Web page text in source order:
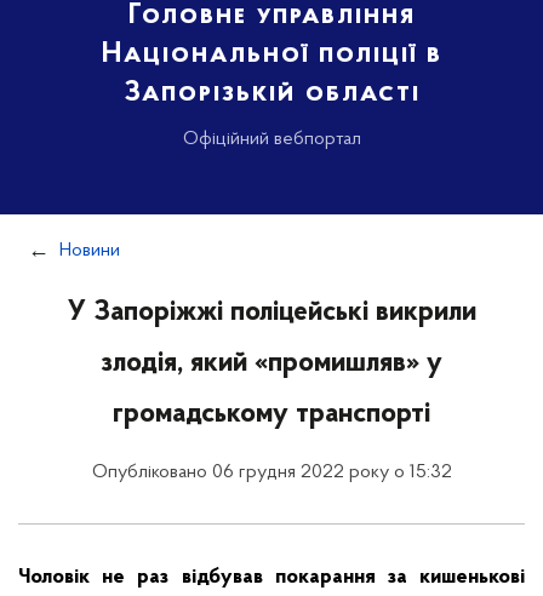
Головне управління
Національної поліції в
Запорізькій області
Офіційний вебпортал
Новини
У Запоріжжі поліцейські викрили
злодія, який «промишляв» у
громадському транспорті
Опубліковано 06 грудня 2022 року о 15:32
Чоловік не раз відбував покарання за кишенькові